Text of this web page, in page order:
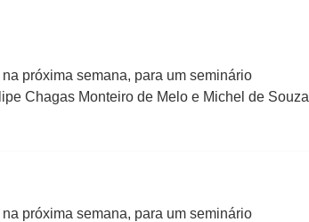
próxima semana, para um seminário
Chagas Monteiro de Melo e Michel de Souza
próxima semana, para um seminário